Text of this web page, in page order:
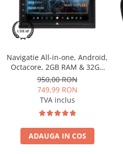
Camere Iveco
Camere Renault
Camere Fiat
Camere Citroen
Camere Peugeot
Camere Fiat
Navigatie All-in-one, Android,
Octacore, 2GB RAM & 32GB
ROM, 7 Inch - AD-BGP1002
950,00 RON
749,99 RON
TVA inclus
ADAUGA IN COS